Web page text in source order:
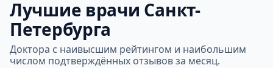
Лучшие врачи Санкт-
Петербурга
Доктора с наивысшим рейтингом и наибольшим
числом подтверждённых отзывов за месяц.